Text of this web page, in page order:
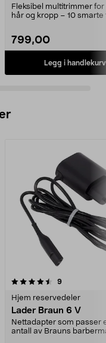
batteridrevet
Fleksibel multitrimmer for
hår og kropp – 10 smarte
799,00
Legg i handlekurv
9anmeldelser
Hjem reservedeler
Lader Braun 6 V
Nettadapter som passer
antall av Brauns